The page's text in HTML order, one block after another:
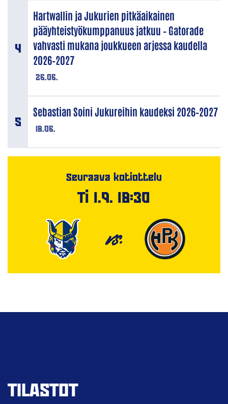
26.06.
Hartwallin ja Jukurien pitkäaikainen
pääyhteistyökumppanuus jatkuu – Gatorade
vahvasti mukana joukkueen arjessa kaudella
2026–2027
18.06.
Sebastian Soini Jukureihin kaudeksi 2026–2027
Seuraava kotiottelu
Ti 1.9. 18:30
VS.
TILASTOT